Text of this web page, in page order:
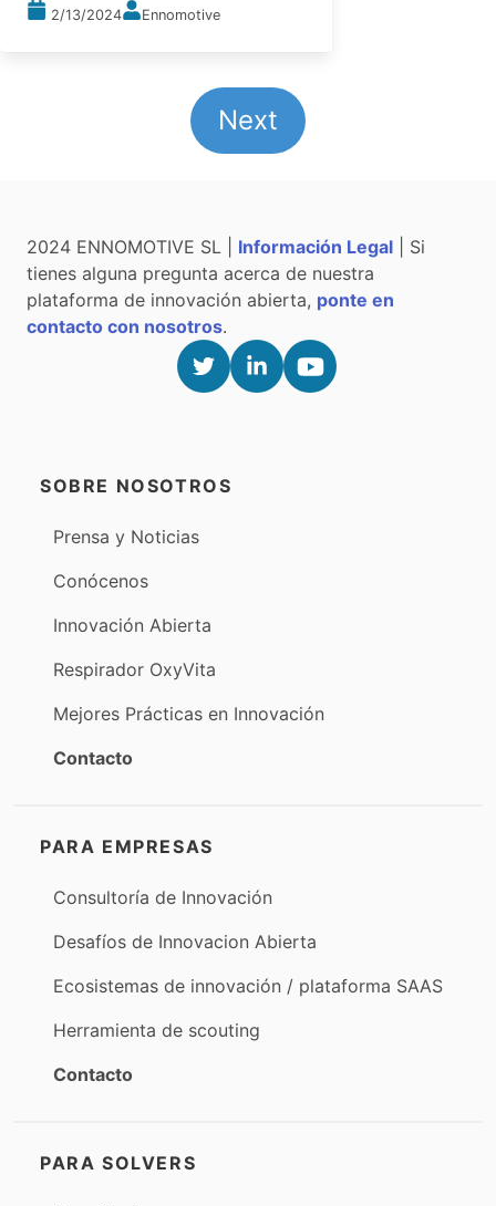
2/13/2024 Ennomotive
Next
2024 ENNOMOTIVE SL | Información Legal | Si
tienes alguna pregunta acerca de nuestra
plataforma de innovación abierta, ponte en
contacto con nosotros.
SOBRE NOSOTROS
Prensa y Noticias
Conócenos
Innovación Abierta
Respirador OxyVita
Mejores Prácticas en Innovación
Contacto
PARA EMPRESAS
Consultoría de Innovación
Desafíos de Innovacion Abierta
Ecosistemas de innovación / plataforma SAAS
Herramienta de scouting
Contacto
PARA SOLVERS